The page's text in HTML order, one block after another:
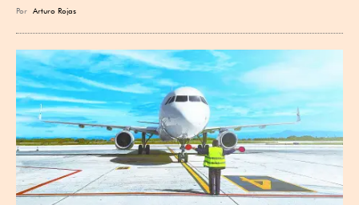
Por Arturo Rojas